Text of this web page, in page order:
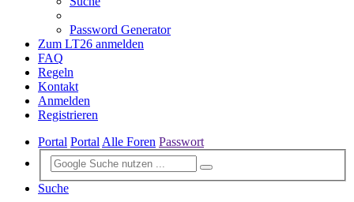
Password Generator
Zum LT26 anmelden
FAQ
Regeln
Kontakt
Anmelden
Registrieren
Portal PortalAlle Foren Passwort
Suche